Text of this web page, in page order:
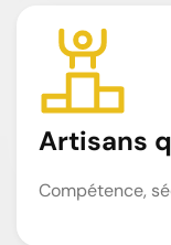
Artisans
Compétence,